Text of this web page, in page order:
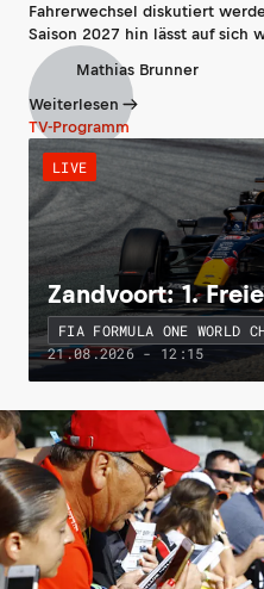
Fahrerwechsel diskutiert
Saison 2027 hin lässt auf sich
Mathias Brunner
Weiterlesen
TV-Programm
LIVE
Zandvoort: 1.
FIA FORMULA ONE WORLD
21.08.2026 - 12:15